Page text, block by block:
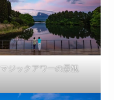
マジックアワーの景観